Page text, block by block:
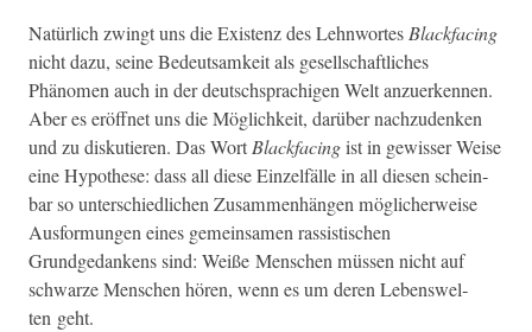
Natür­lich zwingt uns die Exis­tenz des Lehn­wortes Black­fac­ing
nicht dazu, seine Bedeut­samkeit als gesellschaftlich­es
Phänomen auch in der deutschsprachi­gen Welt anzuerken­nen.
Aber es eröffnet uns die Möglichkeit, darüber nachzu­denken
und zu disku­tieren. Das WortBlack­fac­ingist in gewiss­er Weise
eine Hypothese: dass all diese Einzelfälle in all diesen schein­
bar so unter­schiedlichen Zusam­men­hän­gen möglicher­weise
Aus­for­mungen eines gemein­samen ras­sis­tis­chen
Grundgedankens sind: Weiße Men­schen müssen nicht auf
schwarze Men­schen hören, wenn es um deren Lebenswel­
ten geht.